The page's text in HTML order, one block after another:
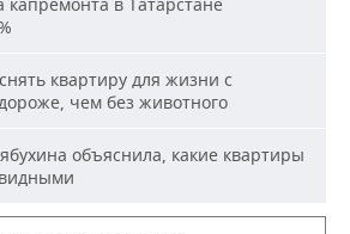
квартиру для жизни с
чем без животного
объяснила, какие квартиры